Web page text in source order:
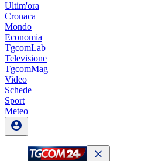
Ultim'ora
Cronaca
Mondo
Economia
TgcomLab
Televisione
TgcomMag
Video
Schede
Sport
Meteo